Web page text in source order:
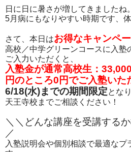
日に日に暑さが増してきましたね。
5月病にもなりやすい時期です、
さて、本日はお得なキャンペ
高校／中学グリーンコースに入塾
ご入力いただくと、
入塾金が通常高校生：
円のところ0円でご入塾いた
6/18(水)までの期間限定とな
天王寺校までご相談ください！
＼＼どんな講座を受講する
／
入塾説明会や個別相談で最適なプ